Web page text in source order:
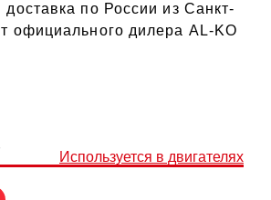
доставка по России из Санкт-
официального дилера AL-KO
Используется в двигателях